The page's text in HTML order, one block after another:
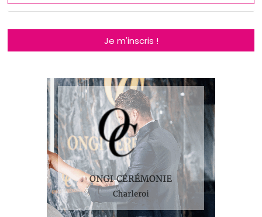
Je m'inscris !